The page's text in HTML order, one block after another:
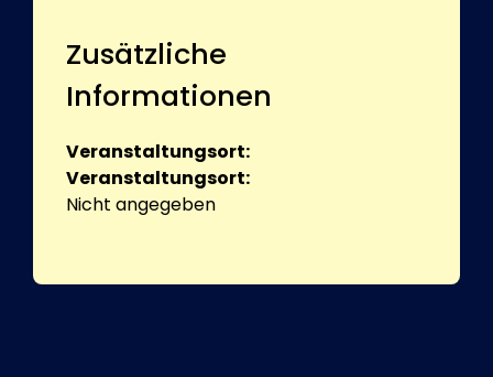
Zusätzliche
Informationen
Veranstaltungsort:
Veranstaltungsort:
Nicht angegeben